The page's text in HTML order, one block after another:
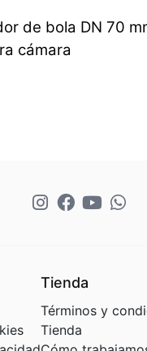
de bola DN 70
cámara
Tienda
Términos y
Tienda